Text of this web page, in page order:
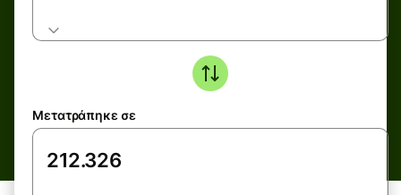
Μετατράπηκε σε